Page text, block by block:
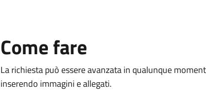
Come fare
La richiesta può essere avanzata in qualunque
inserendo immagini e allegati.